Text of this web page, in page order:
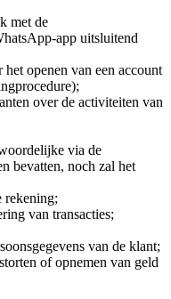
met de
app uitsluitend
openen van een account
over de activiteiten van
via de
bevatten, noch zal het
rekening;
van transacties;
van de klant;
of opnemen van geld